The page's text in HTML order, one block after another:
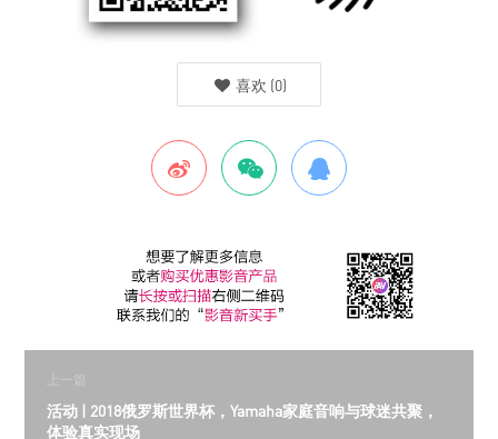
喜欢 (0)
上一篇
活动 | 2018俄罗斯世界杯，Yamaha家庭音响与球迷共聚，
体验真实现场